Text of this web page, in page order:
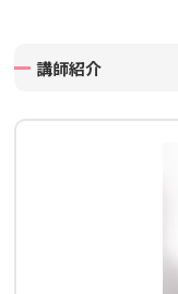
講師紹介